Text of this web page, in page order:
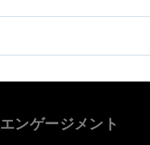
エンゲージメント